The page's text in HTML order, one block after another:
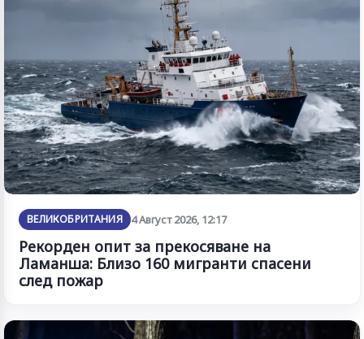
ВЕЛИКОБРИТАНИЯ 4 Август 2026, 12:17
Рекорден опит за прекосяване на
Ламанша: Близо 160 мигранти спасени
след пожар